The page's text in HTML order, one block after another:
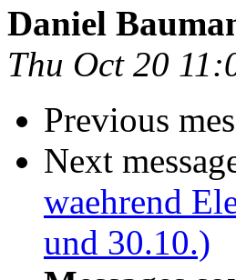
Daniel
Thu Oct 20
Previous
Next
waehrend
und 30.10.)